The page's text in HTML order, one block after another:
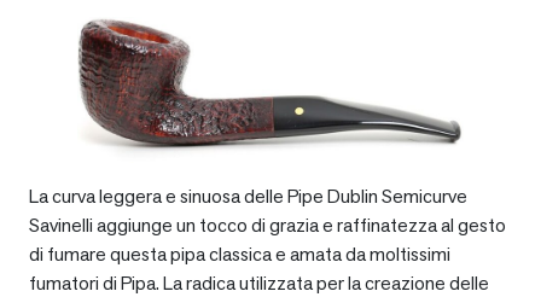
La curva leggera e sinuosa delle Pipe Dublin Semicurve
Savinelli aggiunge un tocco di grazia e raffinatezza al gesto
di fumare questa pipa classica e amata da moltissimi
fumatori di Pipa. La radica utilizzata per la creazione delle